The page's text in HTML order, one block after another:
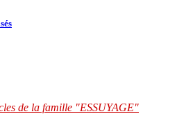
de la famille "ESSUYAGE"